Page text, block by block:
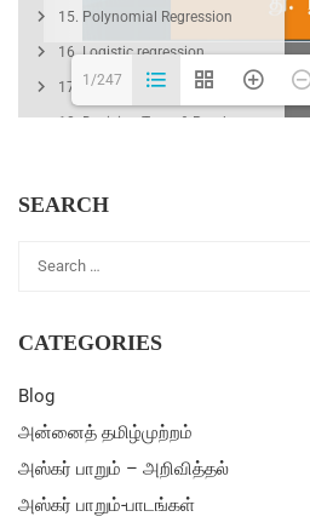
15. Polynomial Regression
16. Logistic regression
17. Multi-class classification
18. Decision Trees & Random
20. Support Vector Machine
21. PCA - Principle Component
25. முடிவுரை
26. காணொளிகள்
27. ஆசிரியரின் பிற மின்னூல்கள்
1/247
SEARCH
CATEGORIES
Blog
அன்னைத் தமிழ்முற்றம்
அஸ்கர் பாறும் – அறிவித்தல்
அஸ்கர் பாறும்-பாடங்கள்